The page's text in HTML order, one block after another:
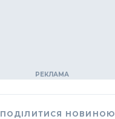
ПОДІЛИТИСЯ НОВИНОЮ